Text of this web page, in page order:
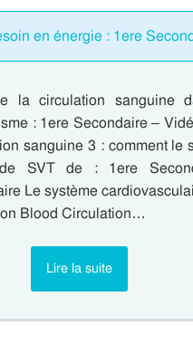
en énergie : 1ere
la circulation sanguine
: 1ere Secondaire –
sanguine 3 : comment le
SVT de : 1ere
Le système
Blood Circulation…
Lire la suite